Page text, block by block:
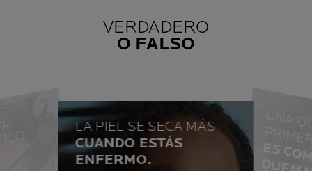
VERDADERO
O FALSO
LA PIEL SE SECA MÁS
CUANDO ESTÁS
ENFERMO.
VERDADERO